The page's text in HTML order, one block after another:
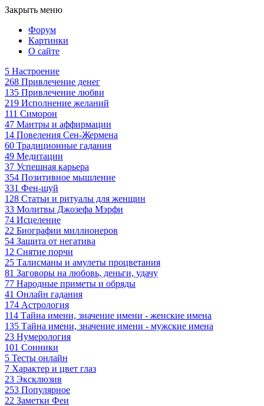
Закрыть меню
Форум
Картинки
О сайте
5 Настроение
268 Привлечение денег
135 Привлечение любви
219 Исполнение желаний
111 Симорон
47 Мантры и аффирмации
14 Повеления Сен-Жермена
60 Традиционные гадания
49 Медитации
37 Успешная карьера
354 Позитивное мышление
331 Фен-шуй
128 Статьи и ритуалы для женщин
33 Молитвы Джозефа Мэрфи
74 Исцеление
22 Биографии миллионеров
54 Защита от негатива
12 Снятие порчи
25 Талисманы и амулеты процветания
81 Заговоры на любовь, деньги, удачу
77 Народные приметы и обряды
41 Онлайн гадания
174 Астрология
114 Тайна имени, значение имени - женские имена
135 Тайна имени, значение имени - мужские имена
23 Нумерология
101 Сонники
5 Тесты онлайн
7 Характер и цвет глаз
23 Эксклюзив
253 Популярное
22 Заметки Феи